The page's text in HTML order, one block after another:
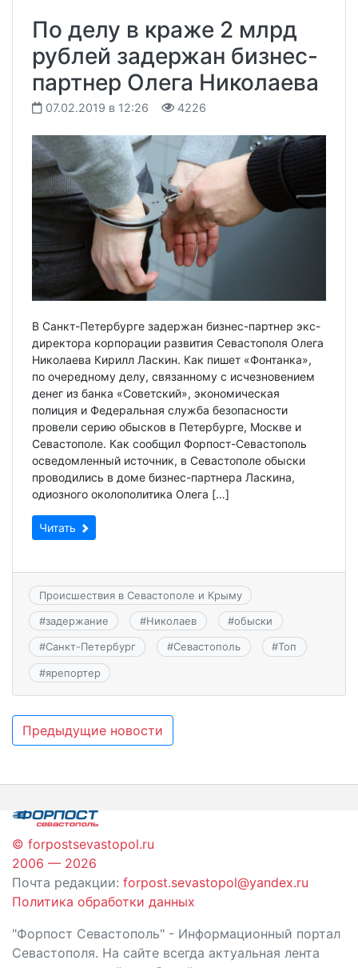
По делу в краже 2 млрд
рублей задержан бизнес-
партнер Олега Николаева
07.02.2019 в 12:26 4226
В Санкт-Петербурге задержан бизнес-партнер экс-
директора корпорации развития Севастополя Олега
Николаева Кирилл Ласкин. Как пишет «Фонтанка»,
по очередному делу, связанному с исчезновением
денег из банка «Советский», экономическая
полиция и Федеральная служба безопасности
провели серию обысков в Петербурге, Москве и
Севастополе. Как сообщил Форпост-Севастополь
осведомленный источник, в Севастополе обыски
проводились в доме бизнес-партнера Ласкина,
одиозного околополитика Олега […]
Читать
Происшествия в Севастополе и Крыму
#задержание #Николаев #обыски
#Санкт-Петербург #Севастополь #Топ
#ярепортер
Навигация
записям
Предыдущие новости
© forpostsevastopol.ru
2006 — 2026
Почта редакции: forpost.sevastopol@yandex.ru
Политика обработки данных
"Форпост Севастополь" - Информационный портал
Севастополя. На сайте всегда актуальная лента